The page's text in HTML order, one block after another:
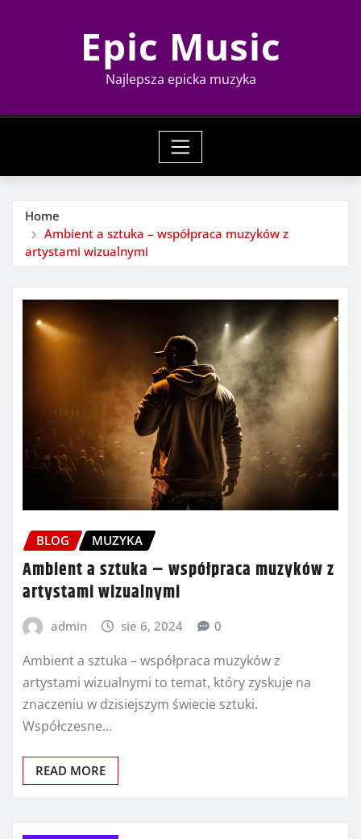
Epic Music
Najlepsza epicka muzyka
Home
Ambient a sztuka – współpraca muzyków z
artystami wizualnymi
BLOG MUZYKA
Ambient a sztuka – współpraca muzyków z
artystami wizualnymi
admin sie 6, 2024 0
Ambient a sztuka – współpraca muzyków z
artystami wizualnymi to temat, który zyskuje na
znaczeniu w dzisiejszym świecie sztuki.
Współczesne…
READ MORE